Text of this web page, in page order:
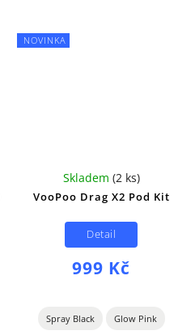
NOVINKA
VooPoo Drag X2 Pod Kit
Skladem (2 ks)
999 Kč
Detail
Spray Black Glow Pink